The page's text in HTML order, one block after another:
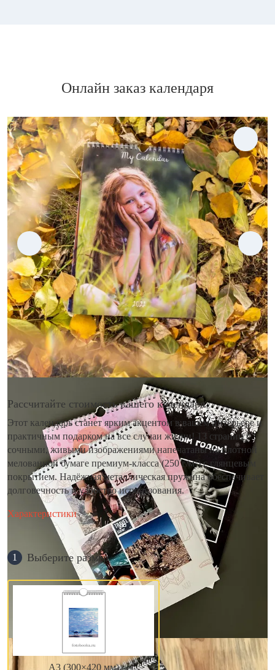
Онлайн заказ календаря
Рассчитайте стоимость вашего календаря
Этот календарь станет ярким акцентом в вашем интерьере и
практичным подарком на все случаи жизни! 13 страниц с
сочными, живыми изображениями напечатаны на плотной
мелованной бумаге премиум-класса (250 г/м²) с глянцевым
покрытием. Надёжная металлическая пружина обеспечивает
долговечность и удобство использования.
Характеристики
1 Выберите размер
А3 (300×420 мм)